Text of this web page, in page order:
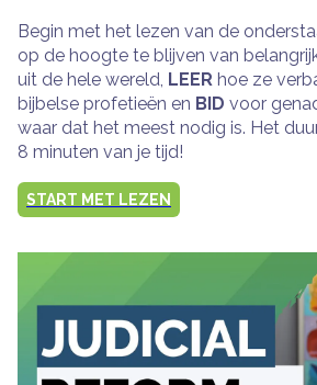
Begin met het lezen van de
op de hoogte te blijven van
uit de hele wereld, LEER hoe ze
bijbelse profetieën en BID voor
waar dat het meest nodig is. Het
8 minuten van je tijd!
START MET LEZEN